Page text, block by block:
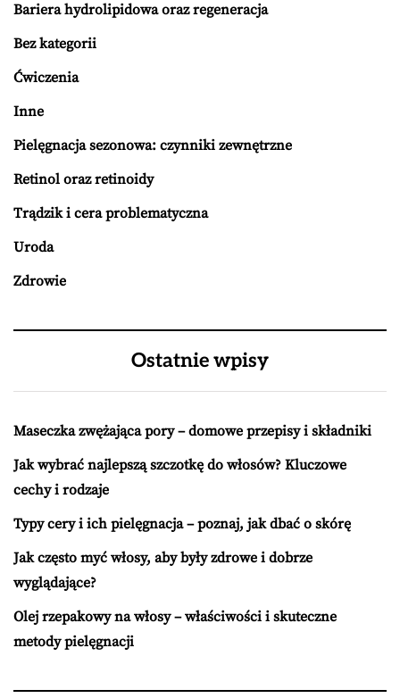
Bariera hydrolipidowa oraz regeneracja
Bez kategorii
Ćwiczenia
Inne
Pielęgnacja sezonowa: czynniki zewnętrzne
Retinol oraz retinoidy
Trądzik i cera problematyczna
Uroda
Zdrowie
Ostatnie wpisy
Maseczka zwężająca pory – domowe przepisy i składniki
Jak wybrać najlepszą szczotkę do włosów? Kluczowe
cechy i rodzaje
Typy cery i ich pielęgnacja – poznaj, jak dbać o skórę
Jak często myć włosy, aby były zdrowe i dobrze
wyglądające?
Olej rzepakowy na włosy – właściwości i skuteczne
metody pielęgnacji